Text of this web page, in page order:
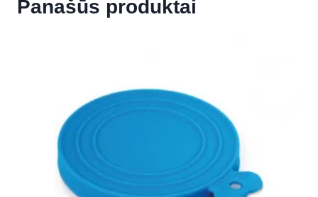
Panašūs produktai